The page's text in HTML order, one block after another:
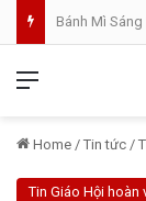
Home / Tin tức /
Tin Giáo Hội hoàn